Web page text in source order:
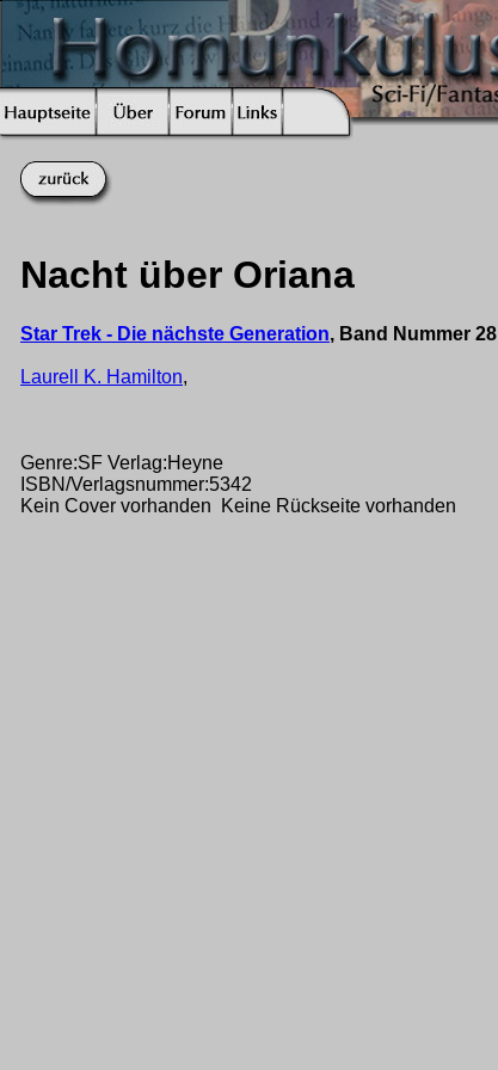
Nacht über Oriana
Star Trek - Die nächste Generation, Band Nummer 28
Laurell K. Hamilton,
Genre:SF Verlag:Heyne
ISBN/Verlagsnummer:5342
Kein Cover vorhanden Keine Rückseite vorhanden